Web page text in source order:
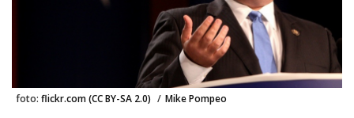
foto: flickr.com (CC BY-SA 2.0) / Mike Pompeo